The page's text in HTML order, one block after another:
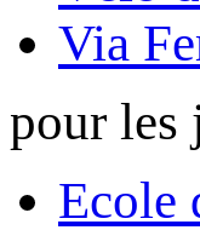
Via
pour les
Ecole